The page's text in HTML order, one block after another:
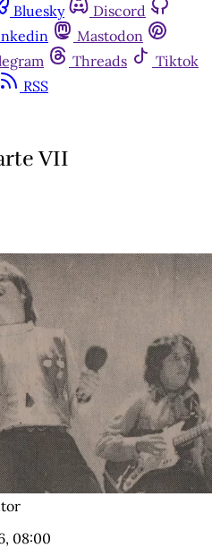
Bluesky
Discord
Mastodon
Threads
Tiktok
RSS
VII
08:00